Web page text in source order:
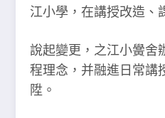
江小學，在講授改造、
說起變更，之江小黌舍
程理念，并融進日常講
陞。